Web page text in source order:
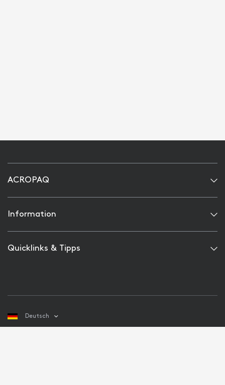
ACROPAQ
Information
Quicklinks & Tipps
Deutsch